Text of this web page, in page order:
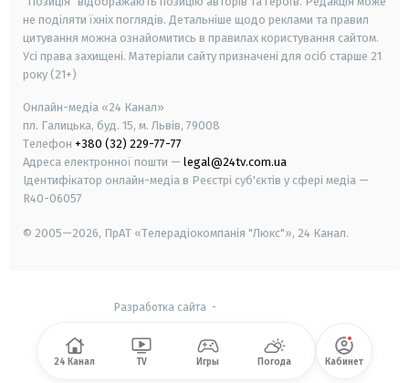
не поділяти їхніх поглядів. Детальніше щодо реклами та правил
цитування можна ознайомитись в правилах користування сайтом.
Усі права захищені. Матеріали сайту призначені для осіб старше 21
року (21+)
Онлайн-медіа «24 Канал»
пл. Галицька, буд. 15, м. Львів, 79008
Телефон +380 (32) 229-77-77
Адреса електронної пошти — legal@24tv.com.ua
Ідентифікатор онлайн-медіа в Реєстрі суб'єктів у сфері медіа —
R40-06057
© 2005—2026, ПрАТ «Телерадіокомпанія "Люкс"», 24 Канал.
Разработка сайта -
24 Канал TV Игры Погода Кабинет